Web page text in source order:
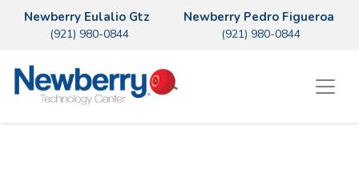
Newberry Eulalio Gtz
(921) 980-0844
Newberry Pedro Figueroa
(921) 980-0844